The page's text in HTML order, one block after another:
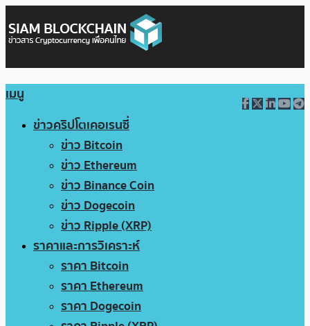
เมนู
ข่าวคริปโตเคอเรนซี่
ข่าว Bitcoin
ข่าว Ethereum
ข่าว Binance Coin
ข่าว Dogecoin
ข่าว Ripple (XRP)
ราคาและการวิเคราะห์
ราคา Bitcoin
ราคา Ethereum
ราคา Dogecoin